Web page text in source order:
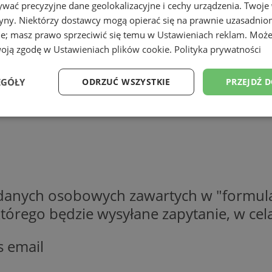
osobowych zawartych w
będzie wysyłane zapytanie, w
email
precyzyjne dane geolokalizacyjne i cechy urządzenia.
Niektórzy dostawcy mogą opierać się na prawnie
masz prawo sprzeciwić się temu w Ustawieniach reklam.
zgodę w Ustawieniach plików cookie. Polityka prywatności
PRZEJDŹ
ODRZUĆ WSZYSTKIE
Wydajność Targetowanie Funkcjonalność
Targetowanie Funkcjonalność